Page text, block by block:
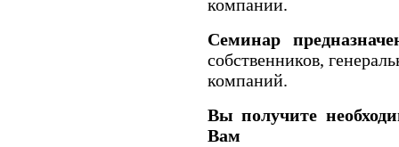
компании.
Семинар
собственников,
компаний.
Вы получите
Вам